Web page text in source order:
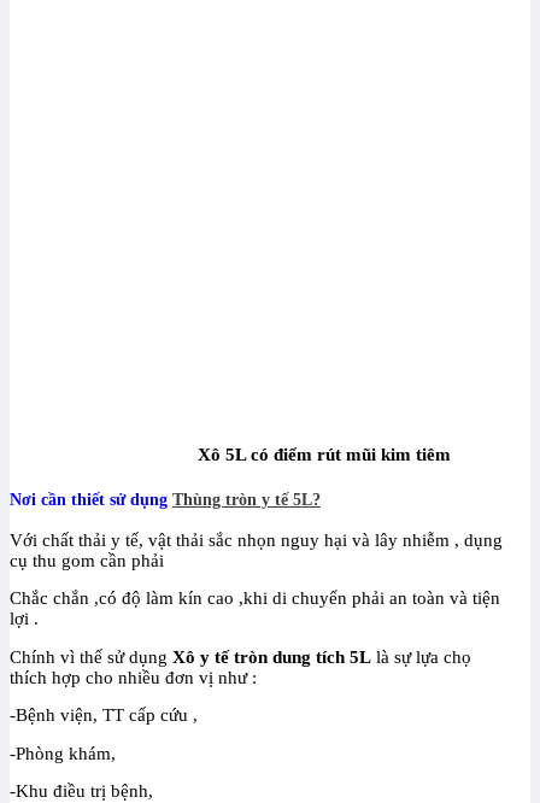
Xô 5L có điểm rút mũi kim tiêm
Nơi cần thiết sử dụng Thùng tròn y tế 5L?
Với chất thải y tế, vật thải sắc nhọn nguy hại và lây nhiễm , dụng
cụ thu gom cần phải
Chắc chắn ,có độ làm kín cao ,khi di chuyển phải an toàn và tiện
lợi .
Chính vì thế sử dụng Xô y tế tròn dung tích 5L là sự lựa chọ
thích hợp cho nhiều đơn vị như :
-Bệnh viện, TT cấp cứu ,
-Phòng khám,
-Khu điều trị bệnh,